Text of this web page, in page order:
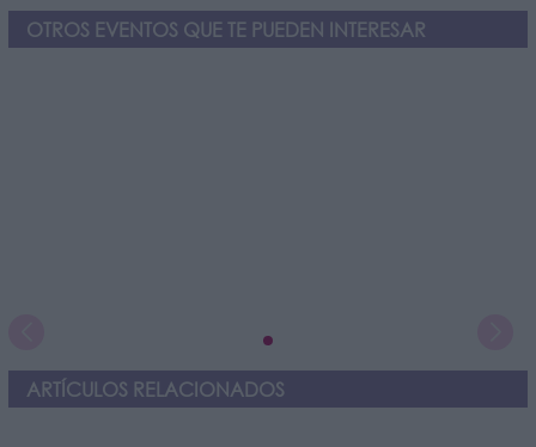
OTROS EVENTOS QUE TE PUEDEN INTERESAR
ARTÍCULOS RELACIONADOS